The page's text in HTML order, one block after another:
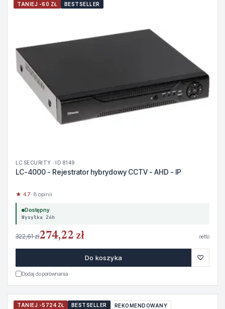
TANIEJ -60 ZŁ BESTSELLER
LC SECURITY · ID 8149
LC-4000 - Rejestrator hybrydowy CCTV - AHD - IP
★ 4.7· 8 opinii
Dostępny
Wysyłka 24h
322,61 zł274,22 zł netto
Do koszyka ♡
Dodaj do porównania
TANIEJ -5724 ZŁ BESTSELLER REKOMENDOWANY